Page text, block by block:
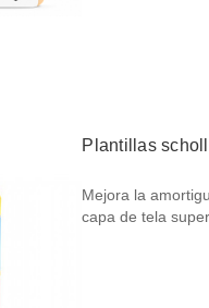
Plantillas
Mejora la
capa de tela